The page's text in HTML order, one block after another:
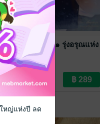
ทีราเนีย เล่ม ๑ รุ่งอรุณแห่ง
ดวงดารา
มัจฉาธารา
3 Rating
หญ่แห่งปี ลด